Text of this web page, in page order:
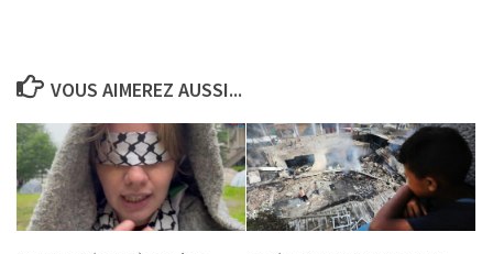
VOUS AIMEREZ AUSSI...